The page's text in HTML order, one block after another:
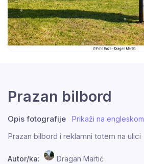
Prazan bilbord
Opis fotografije Prikaži na engleskom
Prazan bilbord i reklamni totem na ulici
Autor/ka: Dragan Martić